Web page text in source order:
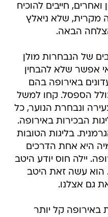
ואחרים, חייבים להוכיח
מקרית, שלא ניאלץ
הבאה.
של הנבחרות מולן
אפשר שלא להבחין
באירופה בהם
הספסל. קחו למשל
ונבחרת הנוער, כל
הבכירות באירופה.
בליגות הטובות
היא אחת הדרכים
יילה חוס יודע היטב
עשה זאת היטב
גם אצלנו.
באירופה קל יותר